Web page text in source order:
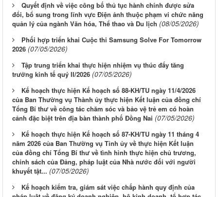
Quyết định về việc công bố thủ tục hành chính được sửa
đổi, bổ sung trong lĩnh vực Điện ảnh thuộc phạm vi chức năng
quản lý của ngành Văn hóa, Thể thao và Du lịch (08/05/2026)
Phối hợp triển khai Cuộc thi Samsung Solve For Tomorrow
2026 (07/05/2026)
Tập trung triển khai thực hiện nhiệm vụ thúc đẩy tăng
trưởng kinh tế quý II/2026 (07/05/2026)
Kế hoạch thực hiện Kế hoạch số 88-KH/TU ngày 11/4/2026
của Ban Thường vụ Thành ủy thực hiện Kết luận của đồng chí
Tổng Bí thư về công tác chăm sóc và bảo vệ trẻ em có hoàn
cảnh đặc biệt trên địa bàn thành phố Đồng Nai (07/05/2026)
Kế hoạch thực hiện Kế hoạch số 87-KH/TU ngày 11 tháng 4
năm 2026 của Ban Thường vụ Tỉnh ủy về thực hiện Kết luận
của đồng chí Tổng Bí thư về tình hình thực hiện chủ trương,
chính sách của Đảng, pháp luật của Nhà nước đối với người
khuyết tật... (07/05/2026)
Kế hoạch kiểm tra, giám sát việc chấp hành quy định của